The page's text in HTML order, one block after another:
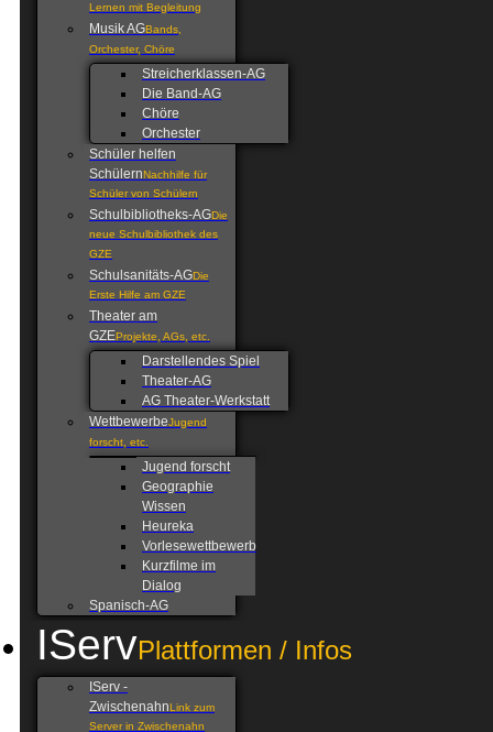
Lernen mit Begleitung
Musik AGBands,
Orchester, Chöre
Streicherklassen-AG
Die Band-AG
Chöre
Orchester
Schüler helfen
SchülernNachhilfe für
Schüler von Schülern
Schulbibliotheks-AGDie
neue Schulbibliothek des
GZE
Schulsanitäts-AGDie
Erste Hilfe am GZE
Theater am
GZEProjekte, AGs, etc.
Darstellendes Spiel
Theater-AG
AG Theater-Werkstatt
WettbewerbeJugend
forscht, etc.
Jugend forscht
Geographie
Wissen
Heureka
Vorlesewettbewerb
Kurzfilme im
Dialog
Spanisch-AG
IServPlattformen / Infos
IServ -
ZwischenahnLink zum
Server in Zwischenahn